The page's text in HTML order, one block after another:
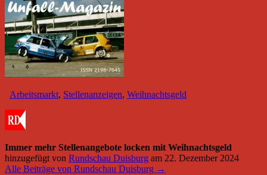
Arbeitsmarkt, Stellenanzeigen, Weihnachtsgeld
Immer mehr Stellenangebote locken mit Weihnachtsgeld
hinzugefügt von Rundschau Duisburg am 22. Dezember 2024
Alle Beiträge von Rundschau Duisburg →